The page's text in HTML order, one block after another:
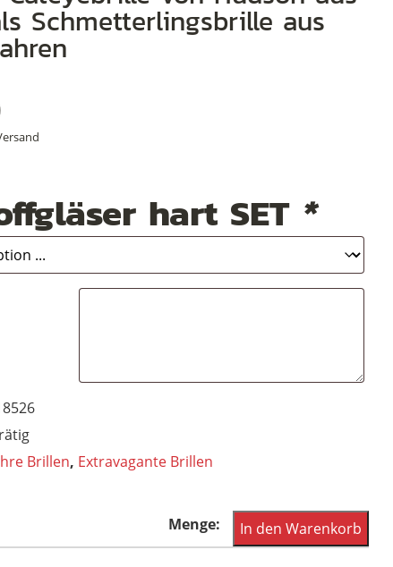
Schmetterlingsbrille aus
hart SET *
Brillen, Extravagante Brillen
Bildschöne
Cateyebrille
In den Warenkorb